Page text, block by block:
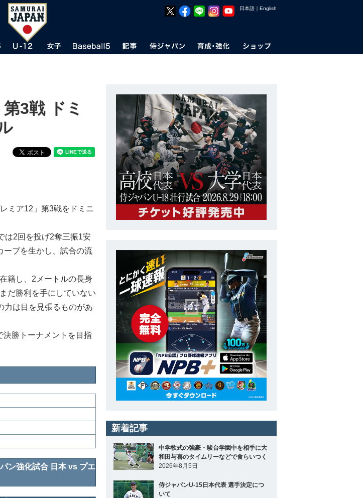
日本語 ｜ English
3戦 ドミ
ミア12」第3戦をドミニ
は2回を投げ2奪三振1安
ーブを生かし、試合の流
籍し、2メートルの長身
だ勝利を手にしていない
力は目を見張るものがあ
勝トーナメントを目指
ン強化試合 日本 vs プエ
新着記事
中学軟式の強豪・駿台学園中を相手に大
和田与喜のタイムリーなどで食らいつく
2026年8月5日
侍ジャパンU-15日本代表 選手決定につ
いて